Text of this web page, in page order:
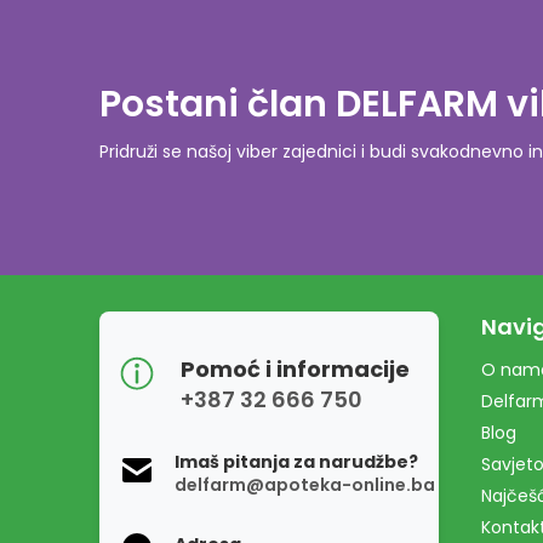
Postani član DELFARM
Pridruži se našoj viber zajednici i budi svakodnevno
Pomoć i informacije
+387 32 666 750
Imaš pitanja za narudžbe?
delfarm@apoteka-online.ba
O
Blog